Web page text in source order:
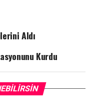
Aldı
Kurdu